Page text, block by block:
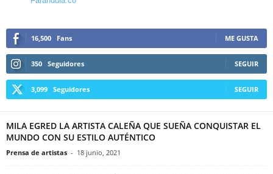
16,500 Fans ME GUSTA
350 Seguidores SEGUIR
3,099 Seguidores SEGUIR
MILA EGRED LA ARTISTA CALEÑA QUE SUEÑA CONQUISTAR EL
MUNDO CON SU ESTILO AUTÉNTICO
Prensa de artistas - 18 junio, 2021